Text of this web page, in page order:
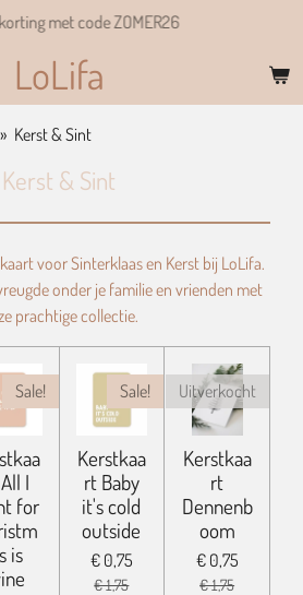
LoLifa
met code ZOMER26
» Kerst & Sint
Kerst & Sint
voor Sinterklaas en Kerst bij LoLifa.
onder je familie en vrienden met
prachtige collectie.
Sale!
I
for
is
Sale!
Kerstkaa
rt Baby
it's cold
outside
€ 0,75
€ 1,75
Uitverkocht
Kerstkaa
rt
Dennenb
oom
€ 0,75
€ 1,75